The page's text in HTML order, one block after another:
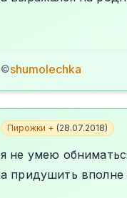
©shumolechka
Пирожки + (28.07.2018)
я не умею
а придушить вполне